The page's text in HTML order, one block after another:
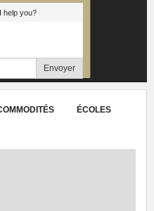
help you?
Envoyer
ÉCOLES